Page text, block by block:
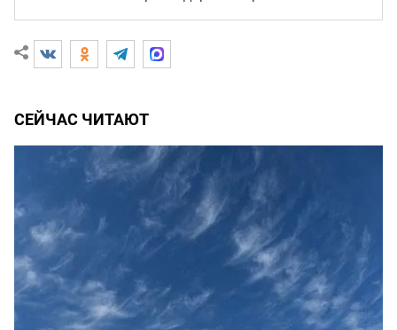
СЕЙЧАС ЧИТАЮТ